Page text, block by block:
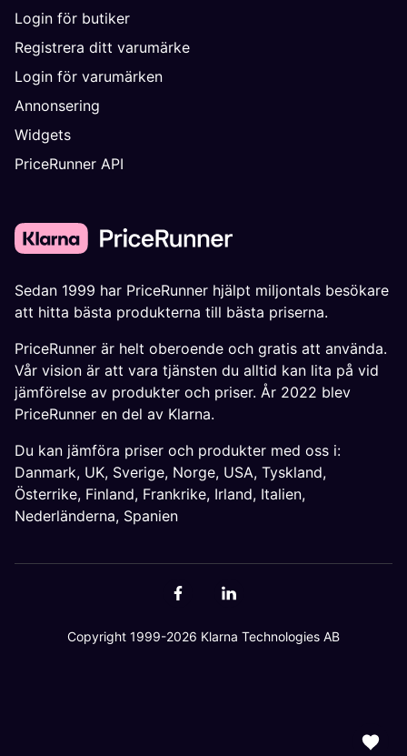
Login för butiker
Registrera ditt varumärke
Login för varumärken
Annonsering
Widgets
PriceRunner API
Sedan 1999 har PriceRunner hjälpt miljontals besökare
att hitta bästa produkterna till bästa priserna.
PriceRunner är helt oberoende och gratis att använda.
Vår vision är att vara tjänsten du alltid kan lita på vid
jämförelse av produkter och priser. År 2022 blev
PriceRunner en del av Klarna.
Du kan jämföra priser och produkter med oss i:
Danmark, UK, Sverige, Norge, USA, Tyskland,
Österrike, Finland, Frankrike, Irland, Italien,
Nederländerna, Spanien
Copyright 1999-2026 Klarna Technologies AB